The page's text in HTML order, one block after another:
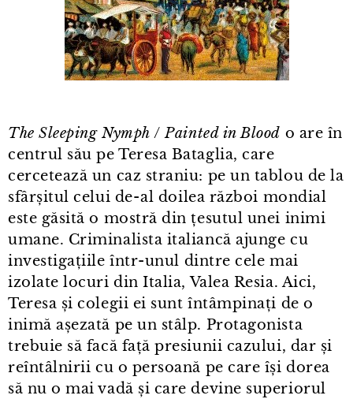
The Sleeping Nymph /Painted in Blood o are în
centrul său pe Teresa Bataglia, care
cercetează un caz straniu: pe un tablou de la
sfârșitul celui de⁠-⁠al doilea război mondial
este găsită o mostră din țesutul unei inimi
umane. Criminalista italiancă ajunge cu
investigațiile într⁠-⁠unul dintre cele mai
izolate locuri din Italia, Valea Resia. Aici,
Teresa și colegii ei sunt întâmpinați de o
inimă așezată pe un stâlp. Protagonista
trebuie să facă față presiunii cazului, dar și
reîntâlnirii cu o persoană pe care își dorea
să nu o mai vadă și care devine superiorul